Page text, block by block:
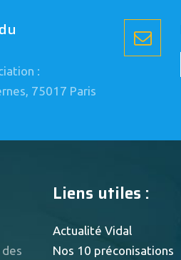
:
75017 Paris
Liens utiles :
Actualité Vidal
Nos 10 préconisations